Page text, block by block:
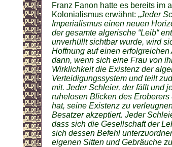
Franz Fanon hatte es bereits im
Kolonialismus erwähnt: „Jeder
Imperialismus einen neuen
der gesamte algerische “Leib“
unverhüllt sichtbar wurde, wird
Hoffnung auf einen
dann, wenn sich eine Frau von
Wirklichkeit die Existenz der
Verteidigungssystem und teilt
mit. Jeder Schleier, der fällt und
ruhelosen Blicken des
hat, seine Existenz zu
Besatzer akzeptiert. Jeder
dass sich die Gesellschaft der
sich dessen Befehl
eigenen Sitten und Gebräuche